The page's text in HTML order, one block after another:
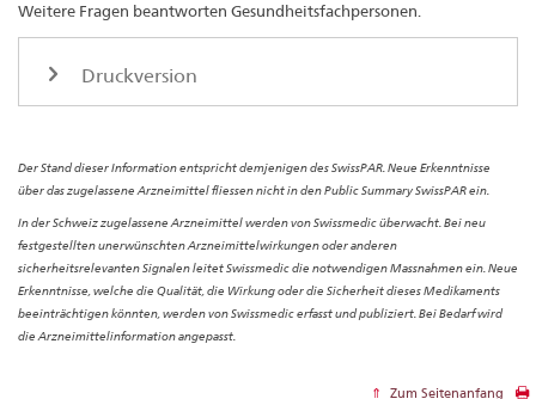
Weitere Fragen beantworten Gesundheitsfachpersonen.
Druckversion
Der Stand dieser Information entspricht demjenigen des SwissPAR. Neue Erkenntnisse
über das zugelassene Arzneimittel fliessen nicht in den Public Summary SwissPAR ein.
In der Schweiz zugelassene Arzneimittel werden von Swissmedic überwacht. Bei neu
festgestellten unerwünschten Arzneimittelwirkungen oder anderen
sicherheitsrelevanten Signalen leitet Swissmedic die notwendigen Massnahmen ein. Neue
Erkenntnisse, welche die Qualität, die Wirkung oder die Sicherheit dieses Medikaments
beeinträchtigen könnten, werden von Swissmedic erfasst und publiziert. Bei Bedarf wird
die Arzneimittelinformation angepasst.
Zum Seitenanfang